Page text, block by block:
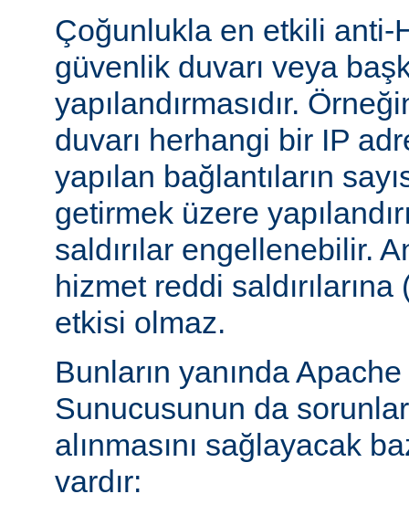
Çoğunlukla en etkili anti-
güvenlik duvarı veya
yapılandırmasıdır.
duvarı herhangi bir IP
yapılan bağlantıların
getirmek üzere
saldırılar engellenebilir.
hizmet reddi
etkisi olmaz.
Bunların yanında
Sunucusunun da
alınmasını sağlayacak
vardır: